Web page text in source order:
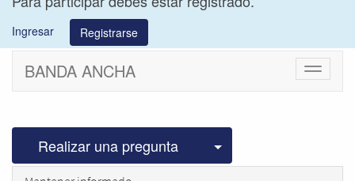
Ingresar Registrarse
Cambiar
BANDA ANCHA
Realizar una pregunta Seleccionar